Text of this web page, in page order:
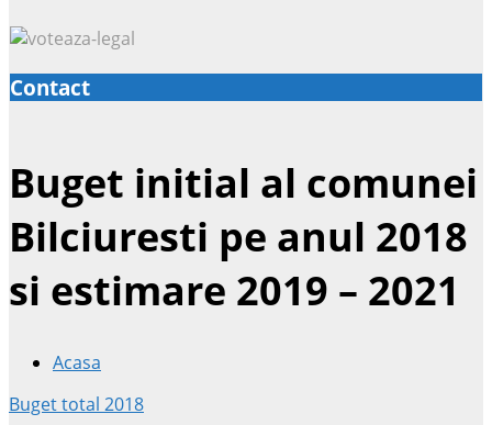
Contact
Buget initial al comunei
Bilciuresti pe anul 2018
si estimare 2019 – 2021
Acasa
Buget total 2018